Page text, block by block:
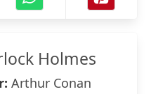
Holmes
Arthur Conan